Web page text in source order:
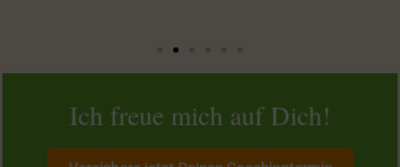
Ich freue mich auf Dich!